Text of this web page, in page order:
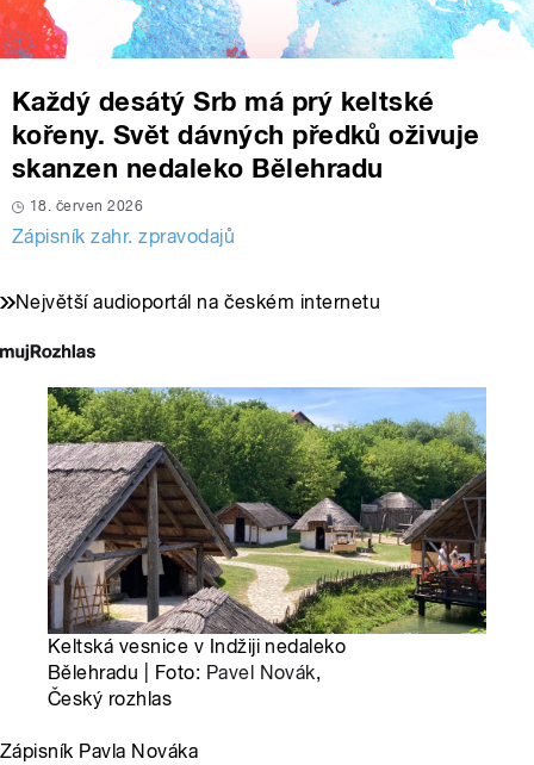
Každý desátý Srb má prý keltské
kořeny. Svět dávných předků oživuje
skanzen nedaleko Bělehradu
18. červen 2026
Zápisník zahr. zpravodajů
Největší audioportál na českém internetu
Keltská vesnice v Indžiji nedaleko
Bělehradu | Foto: Pavel Novák,
Český rozhlas
Zápisník Pavla Nováka